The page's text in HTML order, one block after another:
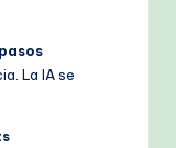
La IA se